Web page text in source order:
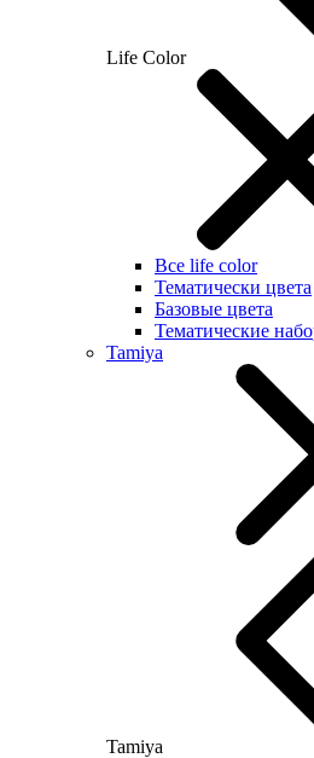
Life Color
Все life color
Тематически цвета
Базовые цвета
Тематические
Tamiya
Tamiya